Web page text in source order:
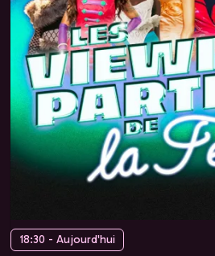
18:30 - Aujourd'hui